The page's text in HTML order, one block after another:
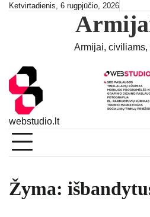
SkipKetvirtadienis, 6 rugpjūčio, 2026
Armijai,
webstudio.lt
Žyma: